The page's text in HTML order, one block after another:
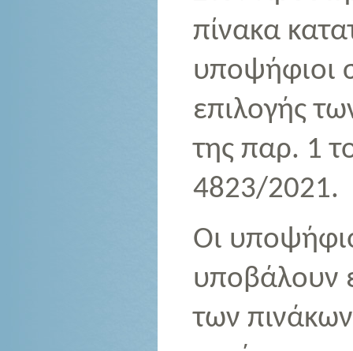
πίνακα
υποψήφιοι
επιλογής
της παρ. 1
4823/2021.
Οι
υποβάλουν
των